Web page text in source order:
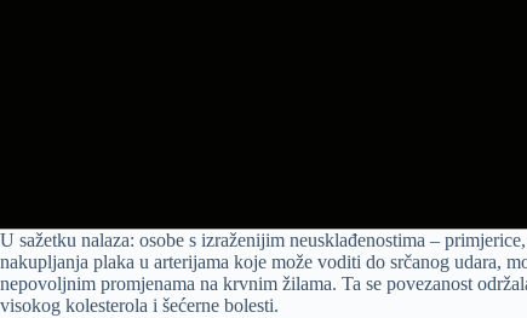
U sažetku nalaza: osobe s izraženijim neusklađenostima –
nakupljanja plaka u arterijama koje može voditi do srčanog udara,
nepovoljnim promjenama na krvnim žilama. Ta se povezanost
visokog kolesterola i šećerne bolesti.